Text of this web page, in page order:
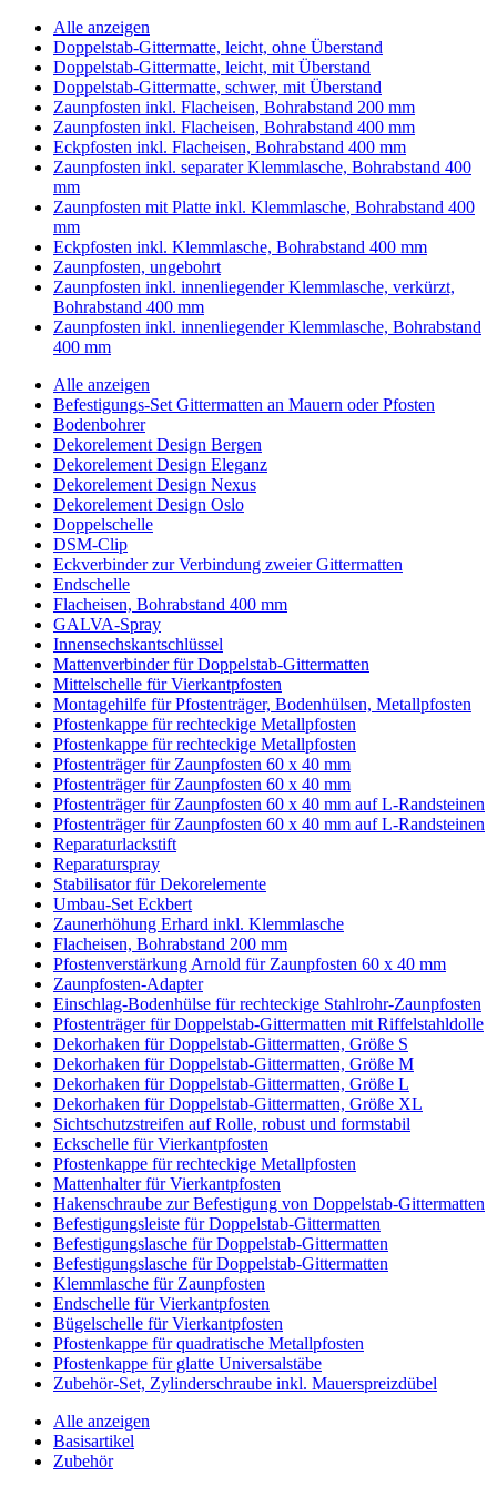
Alle anzeigen
Doppelstab-Gittermatte, leicht, ohne Überstand
Doppelstab-Gittermatte, leicht, mit Überstand
Doppelstab-Gittermatte, schwer, mit Überstand
Zaunpfosten inkl. Flacheisen, Bohrabstand 200 mm
Zaunpfosten inkl. Flacheisen, Bohrabstand 400 mm
Eckpfosten inkl. Flacheisen, Bohrabstand 400 mm
Zaunpfosten inkl. separater Klemmlasche, Bohrabstand 400
mm
Zaunpfosten mit Platte inkl. Klemmlasche, Bohrabstand 400
mm
Eckpfosten inkl. Klemmlasche, Bohrabstand 400 mm
Zaunpfosten, ungebohrt
Zaunpfosten inkl. innenliegender Klemmlasche, verkürzt,
Bohrabstand 400 mm
Zaunpfosten inkl. innenliegender Klemmlasche, Bohrabstand
400 mm
Alle anzeigen
Befestigungs-Set Gittermatten an Mauern oder Pfosten
Bodenbohrer
Dekorelement Design Bergen
Dekorelement Design Eleganz
Dekorelement Design Nexus
Dekorelement Design Oslo
Doppelschelle
DSM-Clip
Eckverbinder zur Verbindung zweier Gittermatten
Endschelle
Flacheisen, Bohrabstand 400 mm
GALVA-Spray
Innensechskantschlüssel
Mattenverbinder für Doppelstab-Gittermatten
Mittelschelle für Vierkantpfosten
Montagehilfe für Pfostenträger, Bodenhülsen, Metallpfosten
Pfostenkappe für rechteckige Metallpfosten
Pfostenkappe für rechteckige Metallpfosten
Pfostenträger für Zaunpfosten 60 x 40 mm
Pfostenträger für Zaunpfosten 60 x 40 mm
Pfostenträger für Zaunpfosten 60 x 40 mm auf L-Randsteinen
Pfostenträger für Zaunpfosten 60 x 40 mm auf L-Randsteinen
Reparaturlackstift
Reparaturspray
Stabilisator für Dekorelemente
Umbau-Set Eckbert
Zaunerhöhung Erhard inkl. Klemmlasche
Flacheisen, Bohrabstand 200 mm
Pfostenverstärkung Arnold für Zaunpfosten 60 x 40 mm
Zaunpfosten-Adapter
Einschlag-Bodenhülse für rechteckige Stahlrohr-Zaunpfosten
Pfostenträger für Doppelstab-Gittermatten mit Riffelstahldolle
Dekorhaken für Doppelstab-Gittermatten, Größe S
Dekorhaken für Doppelstab-Gittermatten, Größe M
Dekorhaken für Doppelstab-Gittermatten, Größe L
Dekorhaken für Doppelstab-Gittermatten, Größe XL
Sichtschutzstreifen auf Rolle, robust und formstabil
Eckschelle für Vierkantpfosten
Pfostenkappe für rechteckige Metallpfosten
Mattenhalter für Vierkantpfosten
Hakenschraube zur Befestigung von Doppelstab-Gittermatten
Befestigungsleiste für Doppelstab-Gittermatten
Befestigungslasche für Doppelstab-Gittermatten
Befestigungslasche für Doppelstab-Gittermatten
Klemmlasche für Zaunpfosten
Endschelle für Vierkantpfosten
Bügelschelle für Vierkantpfosten
Pfostenkappe für quadratische Metallpfosten
Pfostenkappe für glatte Universalstäbe
Zubehör-Set, Zylinderschraube inkl. Mauerspreizdübel
Alle anzeigen
Basisartikel
Zubehör